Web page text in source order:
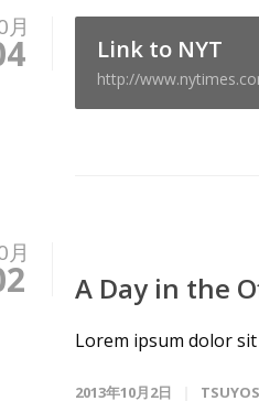
月
Link to NYT
http://
月
A Day in the
Lorem ipsum dolor
2013年10月2日